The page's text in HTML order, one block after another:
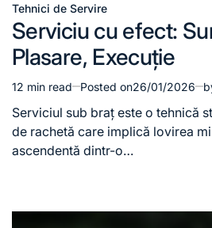
Posted
in
Tehnici de Servire
Serviciu cu efect:
Plasare, Execuție
Estimated
read
time
12 min read Posted on26/01/2026
Serviciul sub braț este o tehnică
de rachetă care implică lovirea
ascendentă dintr-o…